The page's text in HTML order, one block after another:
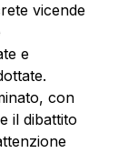
vicende
e
con
il dibattito